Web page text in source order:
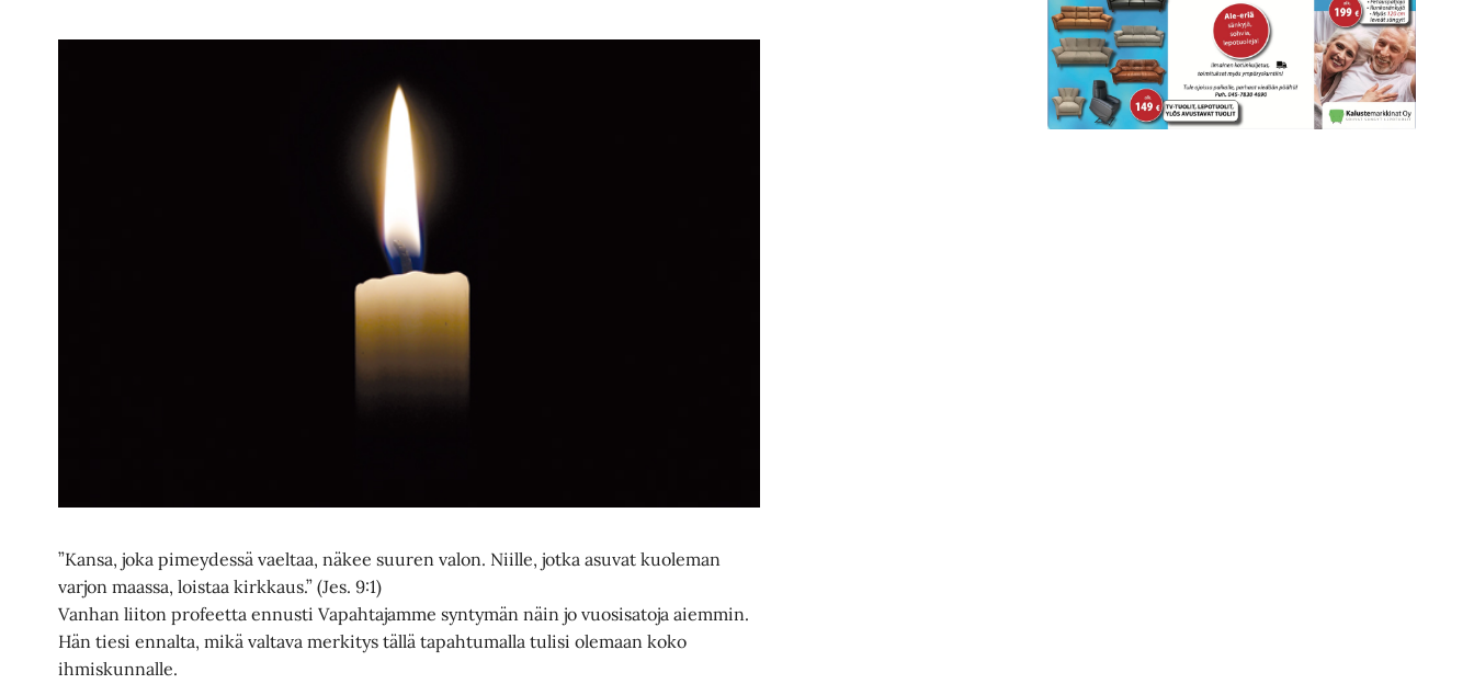
”Kansa, joka pimeydessä vaeltaa, näkee suuren valon. Niille, jotka asuvat kuoleman
varjon maassa, loistaa kirkkaus.” (Jes. 9:1)
Vanhan liiton profeetta ennusti Vapahtajamme syntymän näin jo vuosisatoja aiemmin.
Hän tiesi ennalta, mikä valtava merkitys tällä tapahtumalla tulisi olemaan koko
ihmiskunnalle.